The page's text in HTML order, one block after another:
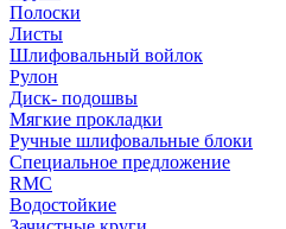
Полоски
Листы
Шлифовальный войлок
Рулон
Диск- подошвы
Мягкие прокладки
Ручные шлифовальные блоки
Специальное предложение
RMC
Водостойкие